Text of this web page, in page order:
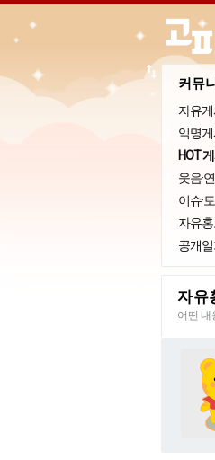
커뮤
자유
익명
HOT
웃음·
이슈·
자유
공개
import_export
자유
어떤 내